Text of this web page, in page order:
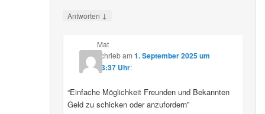
Antworten ↓
Mat
schriebam 1. September 2025 um
23:37 Uhr:
“Einfache Möglichkeit Freunden und Bekannten
Geld zu schicken oder anzufordern”